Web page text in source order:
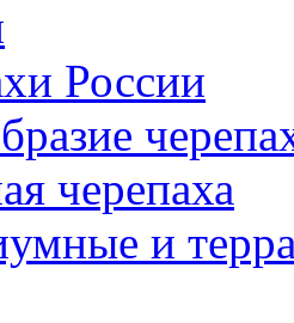
России
черепаха
и